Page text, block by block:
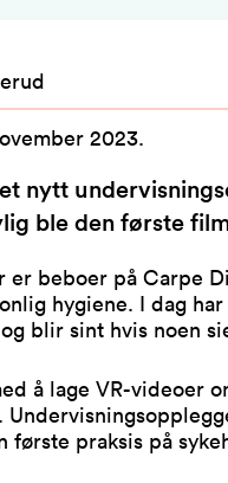
2023.
nytt
ble den første
er beboer på Carpe
hygiene. I dag
blir sint hvis noen
å lage VR-videoer
første praksis på